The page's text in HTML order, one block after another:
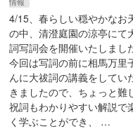
4/15、春らしい穏やかなお
の中、清澄庭園の涼亭にて
詞写詞会を開催いたしまし
今回は写詞の前に相馬万里
んに大祓詞の講義をしてい
きましたので、ちょっと難
祝詞もわかりやすい解説で
く学ぶことができ、 …